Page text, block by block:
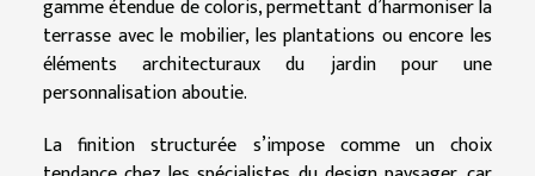
gamme étendue de coloris, permettant d’harmoniser la
terrasse avec le mobilier, les plantations ou encore les
éléments architecturaux du jardin pour une
personnalisation aboutie.
La finition structurée s’impose comme un choix